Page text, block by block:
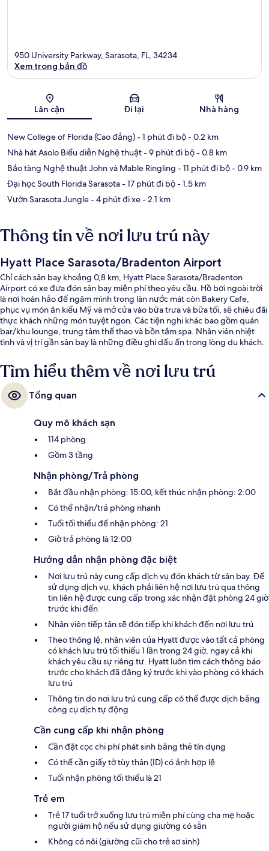
Bản đồ
950 University Parkway, Sarasota, FL, 34234
Xem trong bản đồ
Lân cận Đi lại Nhà hàng
New College of Florida (Cao đẳng)- 1 phút đi bộ- 0.2 km
Nhà hát Asolo Biểu diễn Nghệ thuật- 9 phút đi bộ- 0.8 km
Bảo tàng Nghệ thuật John và Mable Ringling - 11 phút đi bộ- 0.9 km
Đại học South Florida Sarasota- 17 phút đi bộ- 1.5 km
Vườn Sarasota Jungle- 4 phút đi xe- 2.1 km
Thông tin về nơi lưu trú này
Hyatt Place Sarasota/Bradenton Airport
Chỉ cách sân bay khoảng 0,8 km, Hyatt Place Sarasota/Bradenton
Airport có xe đưa đón sân bay miễn phí theo yêu cầu. Hồ bơi ngoài trời
là nơi hoàn hảo để ngâm mình trong làn nước mát còn Bakery Cafe,
phục vụ món ăn kiểu Mỹ và mở cửa vào bữa trưa và bữa tối, sẽ chiêu đãi
thực khách những món tuyệt ngon. Các tiện nghi khác bao gồm quán
bar/khu lounge, trung tâm thể thao và bồn tắm spa. Nhân viên nhiệt
tình và vị trí gần sân bay là những điều ghi dấu ấn trong lòng du khách.
Tìm hiểu thêm về nơi lưu trú
Tổng quan
Quy mô khách sạn
114 phòng
Gồm 3 tầng
Nhận phòng/Trả phòng
Bắt đầu nhận phòng: 15:00, kết thúc nhận phòng: 2:00
Có thể nhận/trả phòng nhanh
Tuổi tối thiểu để nhận phòng: 21
Giờ trả phòng là 12:00
Hướng dẫn nhận phòng đặc biệt
Nơi lưu trú này cung cấp dịch vụ đón khách từ sân bay. Để
sử dụng dịch vụ, khách phải liên hệ nơi lưu trú qua thông
tin liên hệ được cung cấp trong xác nhận đặt phòng 24 giờ
trước khi đến
Nhân viên tiếp tân sẽ đón tiếp khi khách đến nơi lưu trú
Theo thông lệ, nhân viên của Hyatt được vào tất cả phòng
có khách lưu trú tối thiểu 1 lần trong 24 giờ, ngay cả khi
khách yêu cầu sự riêng tư. Hyatt luôn tìm cách thông báo
trước cho khách đã đăng ký trước khi vào phòng có khách
lưu trú
Thông tin do nơi lưu trú cung cấp có thể được dịch bằng
công cụ dịch tự động
Cần cung cấp khi nhận phòng
Cần đặt cọc chi phí phát sinh bằng thẻ tín dụng
Có thể cần giấy tờ tùy thân (ID) có ảnh hợp lệ
Tuổi nhận phòng tối thiểu là 21
Trẻ em
Trẻ 17 tuổi trở xuống lưu trú miễn phí cùng cha mẹ hoặc
người giám hộ nếu sử dụng giường có sẵn
Không có nôi (giường cũi cho trẻ sơ sinh)